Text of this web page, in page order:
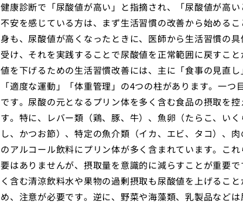
健康診断で「尿酸値が高い」と指摘され、「尿酸値が高い
不安を感じている方は、まず生活習慣の改善から始める
身も、尿酸値が高くなったときに、医師から生活習慣の
受け、それを実践することで尿酸値を正常範囲に戻すこ
値を下げるための生活習慣改善には、主に「食事の見直し
「適度な運動」「体重管理」の4つの柱があります。一つ
です。尿酸の元となるプリン体を多く含む食品の摂取を
す。特に、レバー類（鶏、豚、牛）、魚卵（たらこ、い
し、かつお節）、特定の魚介類（イカ、エビ、タコ）、
のアルコール飲料にプリン体が多く含まれています。こ
要はありませんが、摂取量を意識的に減らすことが重要
く含む清涼飲料水や果物の過剰摂取も尿酸値を上げるこ
め、注意が必要です。逆に、野菜や海藻類、乳製品など